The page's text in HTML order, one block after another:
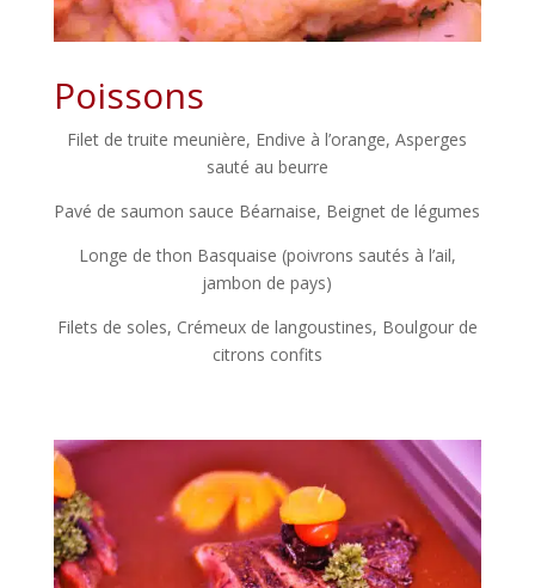
Poissons
Filet de truite meunière, Endive à l’orange, Asperges
sauté au beurre
Pavé de saumon sauce Béarnaise, Beignet de légumes
Longe de thon Basquaise (poivrons sautés à l’ail,
jambon de pays)
Filets de soles, Crémeux de langoustines, Boulgour de
citrons confits